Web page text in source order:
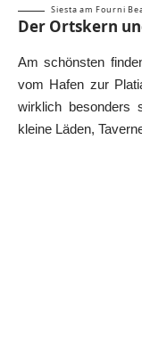
Siesta am Fourni
Der Ortskern
Am schönsten
vom Hafen zur
wirklich besonders
kleine Läden,